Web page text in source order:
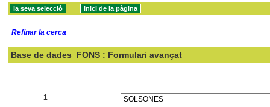
Refinar la cerca
Base de dades FONS : Formulari avançat
1